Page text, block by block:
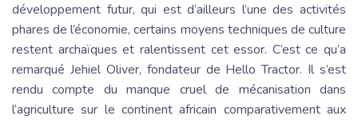
développement futur, qui est d’ailleurs l’une des activités
phares de l’économie, certains moyens techniques de culture
restent archaïques et ralentissent cet essor. C’est ce qu’a
remarqué Jehiel Oliver, fondateur de Hello Tractor. Il s’est
rendu compte du manque cruel de mécanisation dans
l’agriculture sur le continent africain comparativement aux